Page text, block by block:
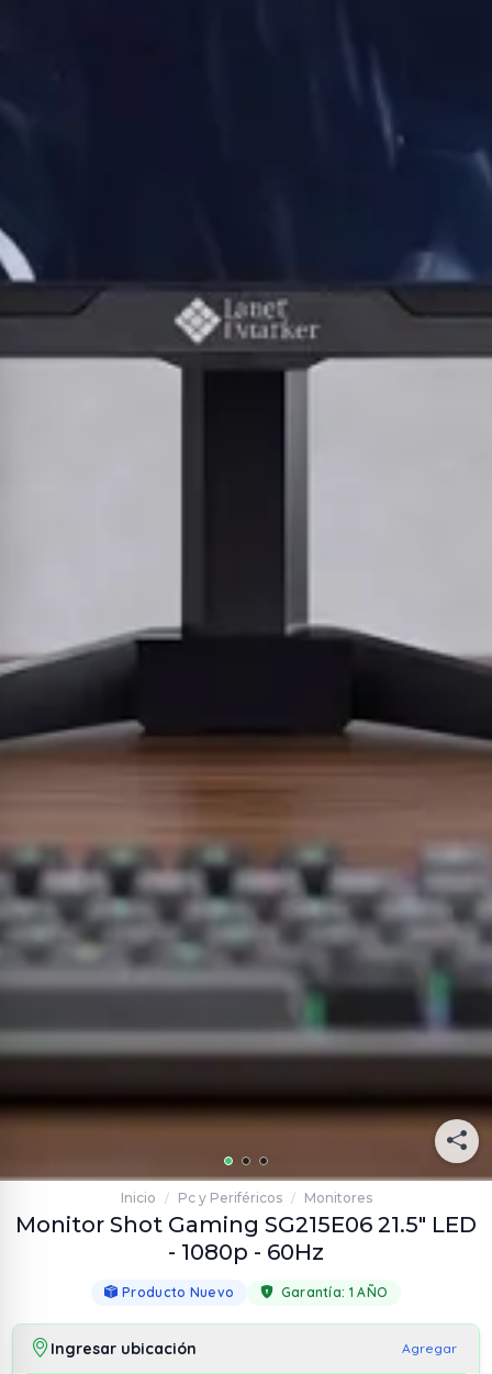
Inicio / Pc y Periféricos / Monitores
Monitor Shot Gaming SG215E06 21.5" LED
- 1080p - 60Hz
Producto Nuevo Garantía: 1 AÑO
Ingresar ubicación Agregar